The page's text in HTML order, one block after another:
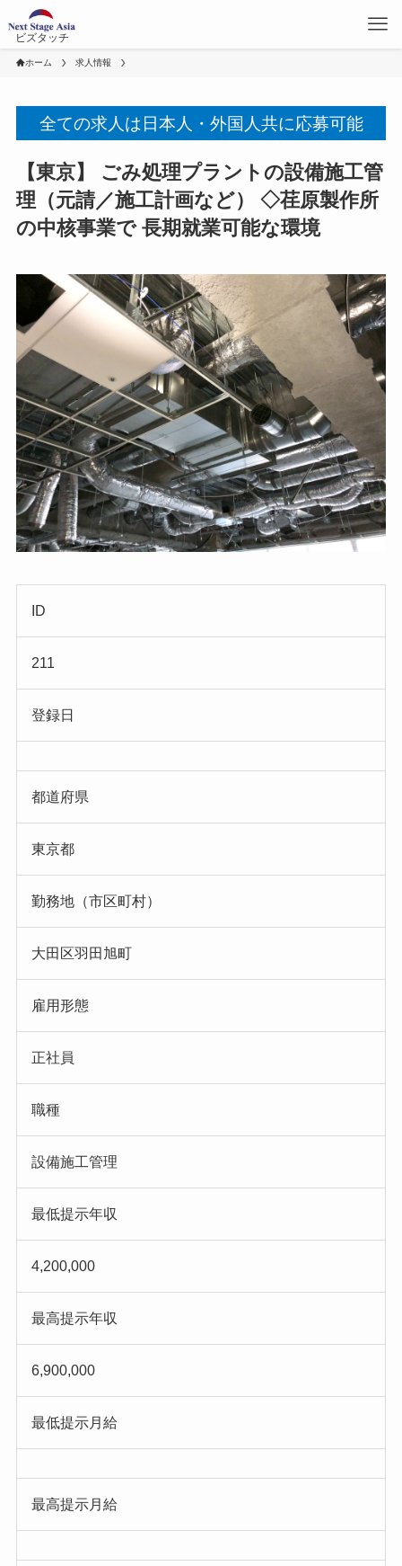
ビズタッチ
ホーム 求人情報
全ての求人は日本人・外国人共に応募可能
【東京】 ごみ処理プラントの設備施工管
理（元請／施工計画など） ◇荏原製作所
の中核事業で 長期就業可能な環境
ID
211
登録日
都道府県
東京都
勤務地（市区町村）
大田区羽田旭町
雇用形態
正社員
職種
設備施工管理
最低提示年収
4,200,000
最高提示年収
6,900,000
最低提示月給
最高提示月給